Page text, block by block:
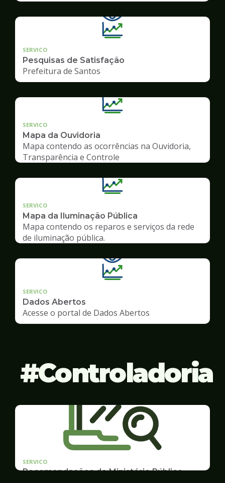
SERVICO
Pesquisas de Satisfação
Prefeitura de Santos
SERVICO
Mapa da Ouvidoria
Mapa contendo as ocorrências na Ouvidoria,
Transparência e Controle
SERVICO
Mapa da Iluminação Pública
Mapa contendo os reparos e serviços da rede
de iluminação pública.
SERVICO
Dados Abertos
Acesse o portal de Dados Abertos
Controladoria
SERVICO
Recomendações do Ministério Público